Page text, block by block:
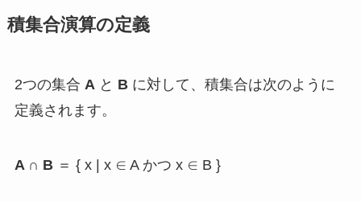
積集合演算の定義
2つの集合 Aと Bに対して、積集合は次のように
定義されます。
A ∩ B＝ { x | x ∈ A かつ x ∈ B }